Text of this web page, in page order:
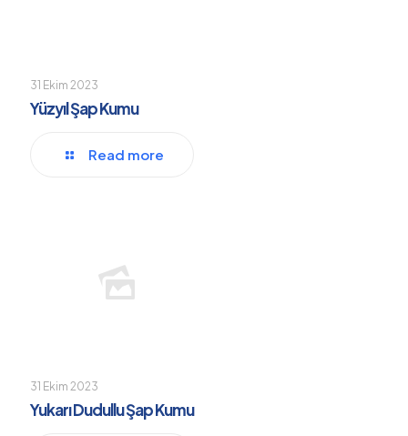
31 Ekim 2023
Yüzyıl Şap Kumu
Read more
31 Ekim 2023
Yukarı Dudullu Şap Kumu